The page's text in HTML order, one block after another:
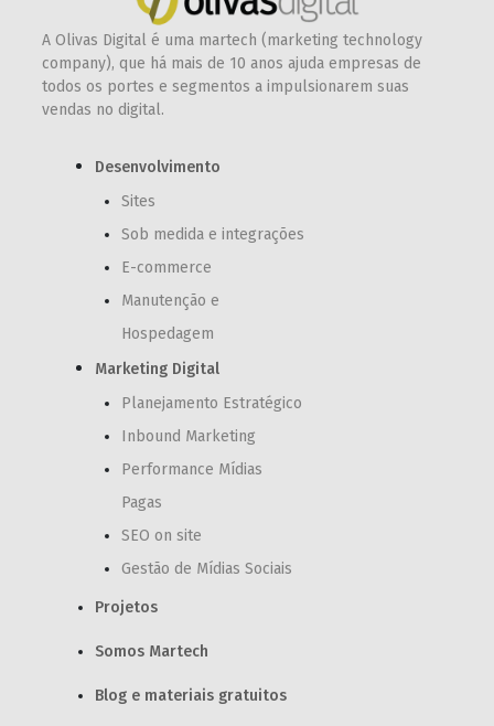
A Olivas Digital é uma martech (marketing technology
company), que há mais de 10 anos ajuda empresas de
todos os portes e segmentos a impulsionarem suas
vendas no digital.
Desenvolvimento
Sites
Sob medida e integrações
E-commerce
Manutenção e
Hospedagem
Marketing Digital
Planejamento Estratégico
Inbound Marketing
Performance Mídias
Pagas
SEO on site
Gestão de Mídias Sociais
Projetos
Somos Martech
Blog e materiais gratuitos